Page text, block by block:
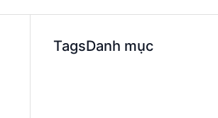
cho các ứng dụng công nghiệp và
TagsDanh mục